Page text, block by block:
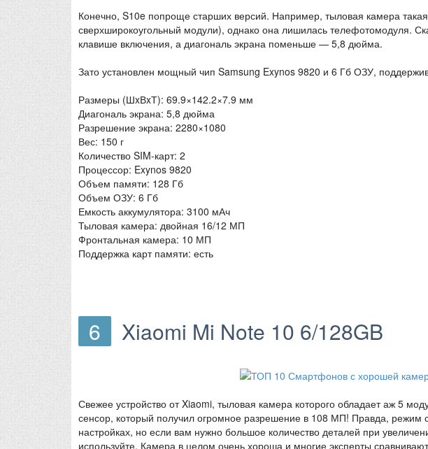
Конечно, S10e попроще старших версий. Например, тыловая камера
сверхширокоугольный модули), однако она лишилась телефотомодуля.
клавише включения, а диагональ экрана поменьше — 5,8 дюйма.
Зато установлен мощный чип Samsung Exynos 9820 и 6 Гб ОЗУ,
Размеры (ШxВxТ): 69.9×142.2×7.9 мм
Диагональ экрана: 5,8 дюйма
Разрешение экрана: 2280×1080
Вес: 150 г
Количество SIM-карт: 2
Процессор: Exynos 9820
Объем памяти: 128 Гб
Объем ОЗУ: 6 Гб
Емкость аккумулятора: 3100 мАч
Тыловая камера: двойная 16/12 МП
Фронтальная камера: 10 МП
Поддержка карт памяти: есть
6 Xiaomi Mi Note 10 6/128GB
Свежее устройство от Xiaomi, тыловая камера которого обладает аж 5
сенсор, который получил огромное разрешение в 108 МП! Правда, режим
настройках, но если вам нужно большое количество деталей при
используйте. Камера в целом очень хороша и многие эксперты